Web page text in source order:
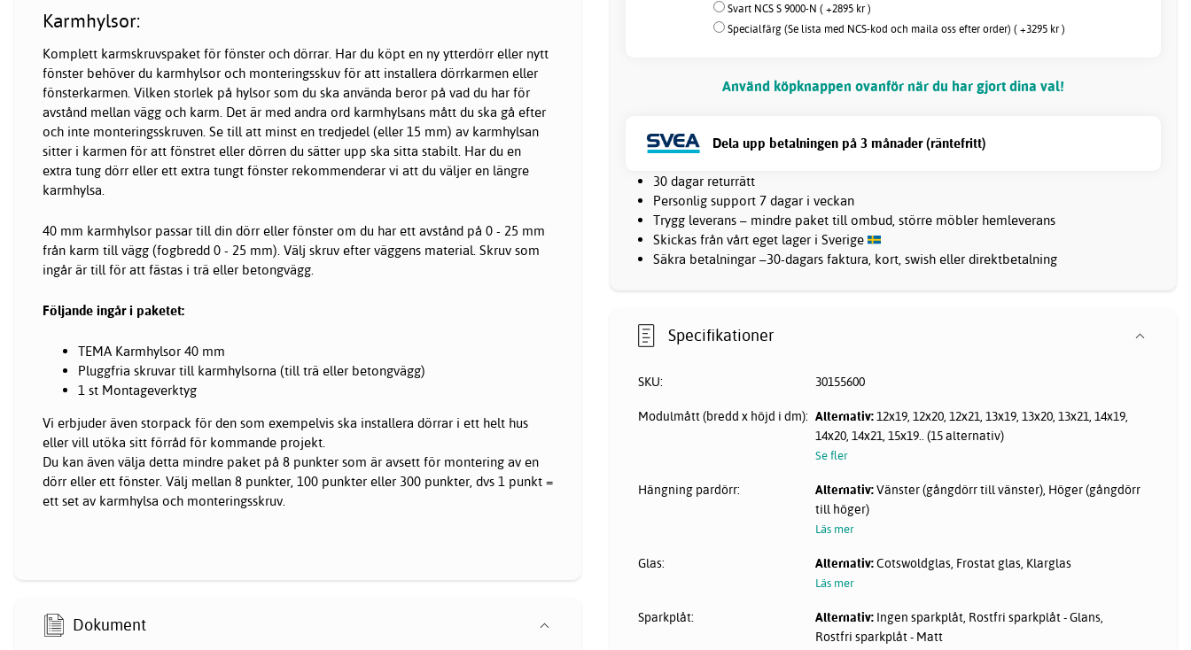
Svart NCS S 9000-N ( +2895 kr )
Specialfärg (Se lista med NCS-kod och maila oss efter order) ( +3295 kr )
Använd köpknappen ovanför när du har gjort dina val!
Dela upp betalningen på 3 månader (räntefritt)
30 dagar returrätt
Personlig support 7 dagar i veckan
Trygg leverans – mindre paket till ombud, större möbler hemleverans
Skickas från vårt eget lager i Sverige
Säkra betalningar –30-dagars faktura, kort, swish eller direktbetalning
Karmhylsor:
Komplett karmskruvspaket för fönster och dörrar. Har du köpt en ny ytterdörr eller nytt
fönster behöver du karmhylsor och monteringsskuv för att installera dörrkarmen eller
fönsterkarmen. Vilken storlek på hylsor som du ska använda beror på vad du har för
avstånd mellan vägg och karm. Det är med andra ord karmhylsans mått du ska gå efter
och inte monteringsskruven. Se till att minst en tredjedel (eller 15 mm) av karmhylsan
sitter i karmen för att fönstret eller dörren du sätter upp ska sitta stabilt. Har du en
extra tung dörr eller ett extra tungt fönster rekommenderar vi att du väljer en längre
karmhylsa.
40 mm karmhylsor passar till din dörr eller fönster om du har ett avstånd på 0 - 25 mm
från karm till vägg (fogbredd 0 - 25 mm). Välj skruv efter väggens material. Skruv som
ingår är till för att fästas i trä eller betongvägg.
Följande ingår i paketet:
TEMA Karmhylsor 40 mm
Pluggfria skruvar till karmhylsorna (till trä eller betongvägg)
1 st Montageverktyg
Vi erbjuder även storpack för den som exempelvis ska installera dörrar i ett helt hus
eller vill utöka sitt förråd för kommande projekt.
Du kan även välja detta mindre paket på 8 punkter som är avsett för montering av en
dörr eller ett fönster. Välj mellan 8 punkter, 100 punkter eller 300 punkter, dvs 1 punkt =
ett set av karmhylsa och monteringsskruv.
Dokument
Specifikationer
SKU: 30155600
Modulmått (bredd x höjd i dm): Alternativ:12x19, 12x20, 12x21, 13x19, 13x20, 13x21, 14x19,
14x20, 14x21, 15x19.. (15 alternativ)
Se fler
Hängning pardörr: Alternativ:Vänster (gångdörr till vänster), Höger (gångdörr
till höger)
Läs mer
Glas: Alternativ:Cotswoldglas, Frostat glas, Klarglas
Läs mer
Sparkplåt: Alternativ: Ingen sparkplåt, Rostfri sparkplåt - Glans,
Rostfri sparkplåt - Matt